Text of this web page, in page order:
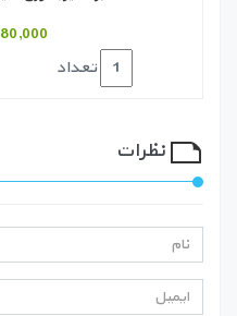
2,680,000
تعداد
نظرات